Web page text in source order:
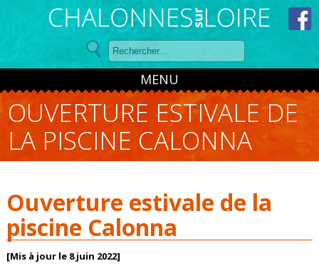
Panneau de gestion des cookies
MENU
OUVERTURE ESTIVALE DE
LA PISCINE CALONNA
Ouverture estivale de la
piscine Calonna
[Mis à jour le 8 juin 2022]